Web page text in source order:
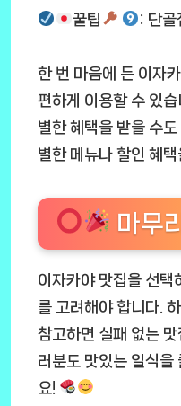
꿀팁 : 단골
한 번 마음에 든 이자
편하게 이용할 수 있
별한 혜택을 받을 수
별한 메뉴나 할인 혜
마무리
이자카야 맛집을 선택
를 고려해야 합니다.
참고하면 실패 없는
러분도 맛있는 일식을
요!